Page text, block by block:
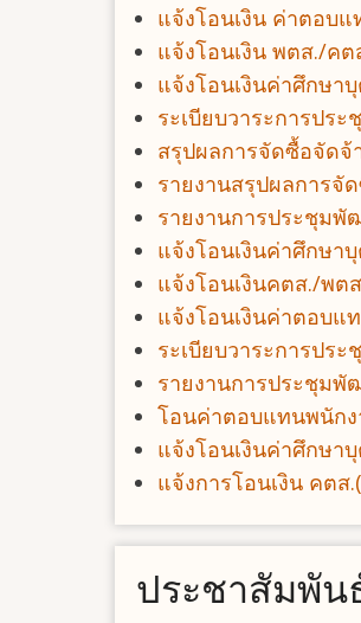
แจ้งโอนเงิน ค่าตอบ
แจ้งโอนเงิน พตส./ค
แจ้งโอนเงินค่าศึกษา
ระเบียบวาระการปร
สรุปผลการจัดซื้อจัดจ้
รายงานสรุปผลการจั
รายงานการประชุมพั
แจ้งโอนเงินค่าศึกษา
แจ้งโอนเงินคตส./พต
แจ้งโอนเงินค่าตอบแ
ระเบียบวาระการปร
รายงานการประชุมพั
โอนค่าตอบแทนพนักง
แจ้งโอนเงินค่าศึกษา
แจ้งการโอนเงิน คตส
ประชาสัมพั